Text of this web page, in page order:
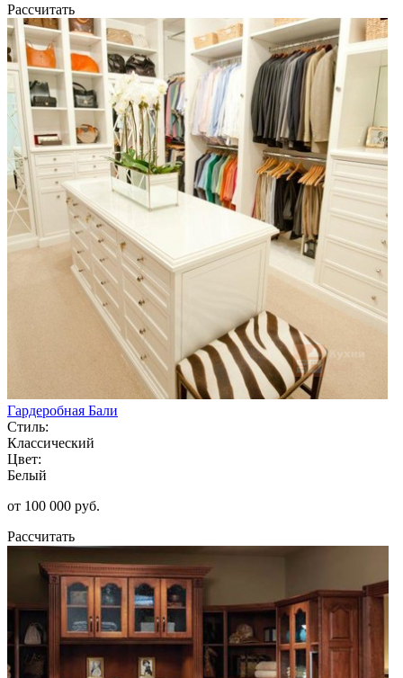
Рассчитать
Гардеробная Бали
Стиль:
Классический
Цвет:
Белый
от 100 000 руб.
Рассчитать